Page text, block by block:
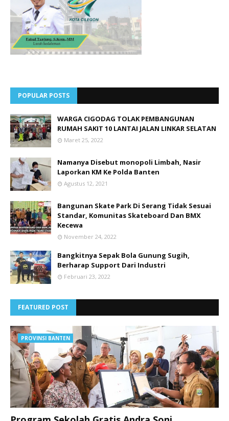
POPULAR POSTS
WARGA CIGODAG TOLAK PEMBANGUNAN
RUMAH SAKIT 10 LANTAI JALAN LINKAR SELATAN
Maret 25, 2022
Namanya Disebut monopoli Limbah, Nasir
Laporkan KM Ke Polda Banten
Agustus 12, 2021
Bangunan Skate Park Di Serang Tidak Sesuai
Standar, Komunitas Skateboard Dan BMX
Kecewa
November 24, 2022
Bangkitnya Sepak Bola Gunung Sugih,
Berharap Support Dari Industri
Februari 23, 2022
FEATURED POST
PROVINSI BANTEN